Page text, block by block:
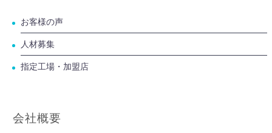
お客様の声
人材募集
指定工場・加盟店
会社概要